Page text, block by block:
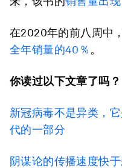
在2020年的前八周中
全年销量的40％。
你读过以下文章了吗？
新冠病毒不是异类，
代的一部分
阴谋论的传播速度快